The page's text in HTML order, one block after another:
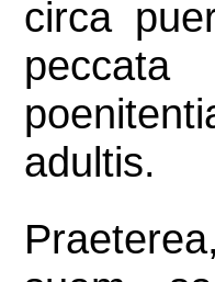
circa
adultis.